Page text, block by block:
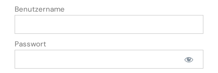
Benutzername
Passwort